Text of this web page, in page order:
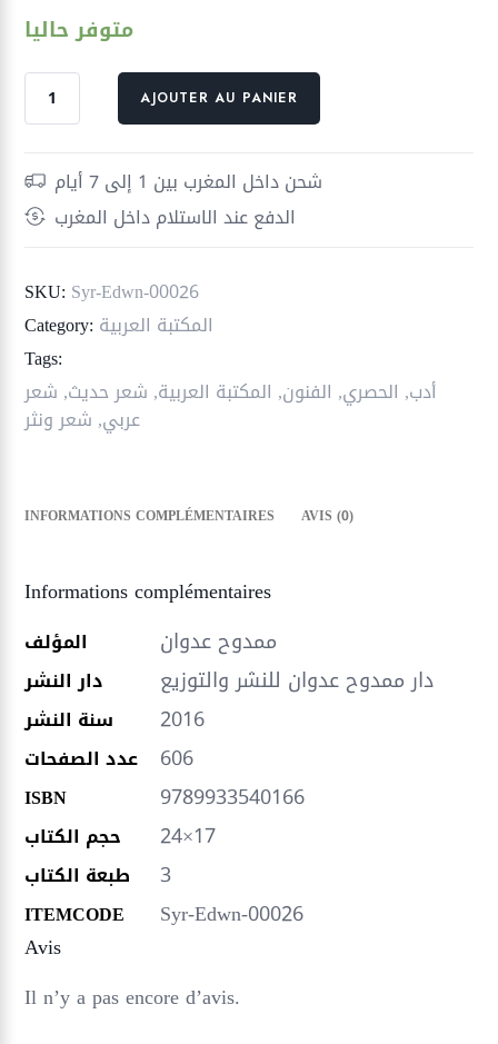
متوفر حاليا
quantité
AJOUTER AU PANIER
شحن داخل المغرب بين 1 إلى 7 أيام
الدفع عند الاستلام داخل المغرب
SKU: Syr-Edwn-00026
Category: المكتبة العربية
Tags:
أدب, الحصري, الفنون, المكتبة العربية,شعر حديث,شعر
عربي,شعر ونثر
INFORMATIONS COMPLÉMENTAIRES AVIS (0)
Informations complémentaires
المؤلف ممدوح عدوان
دار النشر دار ممدوح عدوان للنشر والتوزيع
سنة النشر 2016
عدد الصفحات 606
ISBN 9789933540166
حجم الكتاب 24×17
طبعة الكتاب 3
ITEMCODE
Syr-Edwn-00026
Avis
Il n’y a pas encore d’avis.